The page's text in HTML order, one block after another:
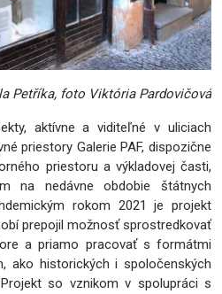
Petříka, foto Viktória Pardovičová
aktívne a viditeľné v uliciach
priestory Galerie PAF, dispozične
priestoru a výkladovej časti,
na nedávne obdobie štátnych
rokom 2021 je projekt
prepojil možnosť sprostredkovať
a priamo pracovať s formátmi
ako historických i spoločenských
so vznikom v spolupráci s